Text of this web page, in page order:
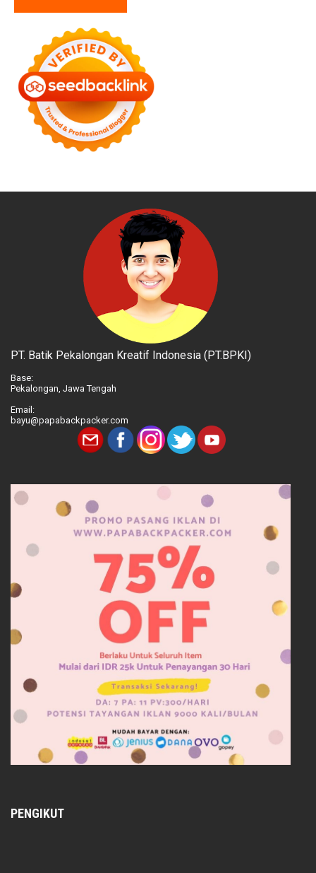
PT. Batik Pekalongan Kreatif Indonesia (PT.BPKI)
Base:
Pekalongan, Jawa Tengah
Email:
bayu@papabackpacker.com
PENGIKUT